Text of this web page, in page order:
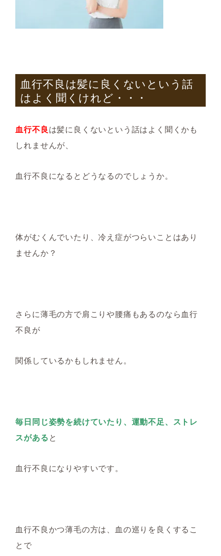
血行不良は髪に良くないという話
はよく聞くけれど・・・
血行不良は髪に良くないという話はよく聞くかも
しれませんが、
血行不良になるとどうなるのでしょうか。
体がむくんでいたり、冷え症がつらいことはあり
ませんか？
さらに薄毛の方で肩こりや腰痛もあるのなら血行
不良が
関係しているかもしれません。
毎日同じ姿勢を続けていたり、 運動不足、ストレ
スがあると
血行不良になりやすいです。
血行不良かつ薄毛の方は、 血の巡りを良くするこ
とで